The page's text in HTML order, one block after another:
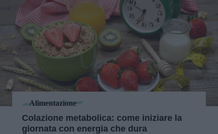
Alimentazione
Colazione metabolica: come iniziare la
giornata con energia che dura